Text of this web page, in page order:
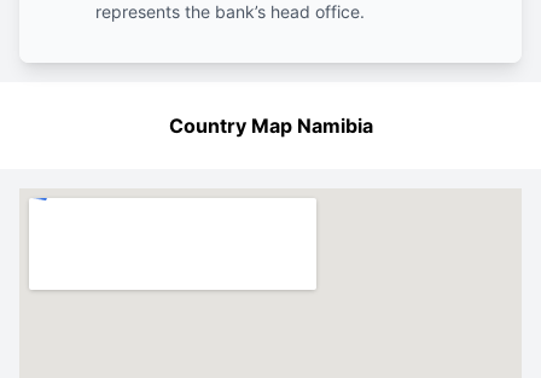
represents the bank’s head office.
Country Map Namibia